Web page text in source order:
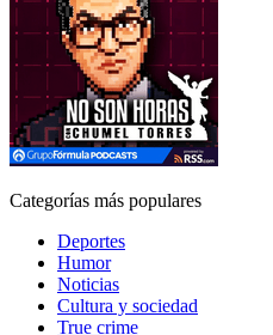
Categorías más populares
Deportes
Humor
Noticias
Cultura y sociedad
True crime